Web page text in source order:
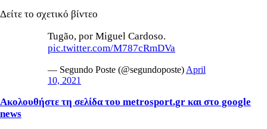
Δείτε το σχετικό βίντεο
Tugão, por Miguel Cardoso.
pic.twitter.com/M787cRmDVa
— Segundo Poste (@segundoposte) April
10, 2021
Ακολουθήστε τη σελίδα του metrosport.gr και στο google
news